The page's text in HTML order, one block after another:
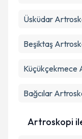
Üsküdar
Beşiktaş
Küçükçekmece
Bağcılar
Artroskopi